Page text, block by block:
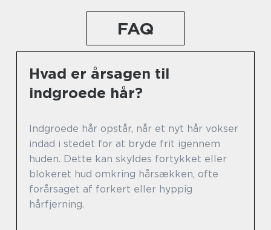
FAQ
Hvad er årsagen til
indgroede hår?
Indgroede hår opstår, når et nyt hår vokser
indad i stedet for at bryde frit igennem
huden. Dette kan skyldes fortykket eller
blokeret hud omkring hårsækken, ofte
forårsaget af forkert eller hyppig
hårfjerning.